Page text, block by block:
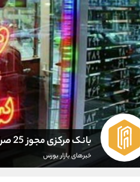
بانک مرکزی مجوز 25 صرافی را باطل کرد
خبرهای بازار بورس